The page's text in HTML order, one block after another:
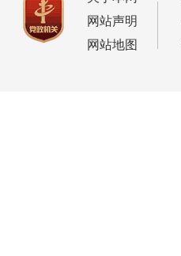
网站声明
网站地图